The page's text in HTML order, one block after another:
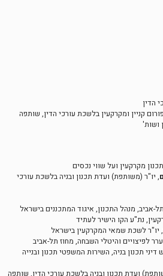
הדין
קניין ומקרקעין בלשכת עורכי הדין, שותפה
ושות'
מקרקעין ועל שווי נכסים
, יו"ר (משותפת) ועדת תכנון ובניה בלשכת עורכי
אביב, מנהל התכנון, איגוד המתכננים בישראל
נת"ע הקו הישיר לעתיד
יו"ר לשכת שמאי המקרקעין בישראל
לפיצויים והיטלי השבחה, מחוז תל-אביב
תכנון בניה, השירות המשפטי תכנון ובנייה
ועדת תכנון ובניה בלשכת עורכי הדין, שותפה